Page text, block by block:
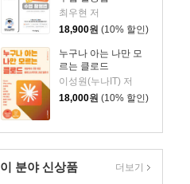
최우현 저
18,900원 (10% 할인)
누구나 아는 나만 모
르는 클로드
이성원(누나IT) 저
18,000원 (10% 할인)
이 분야 신상품 더보기